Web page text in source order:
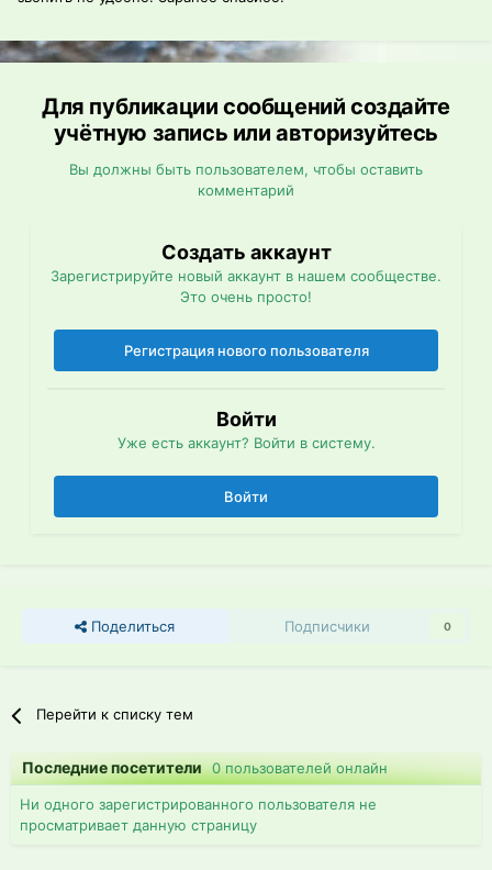
Для публикации сообщений создайте
учётную запись или авторизуйтесь
Вы должны быть пользователем, чтобы оставить
комментарий
Создать аккаунт
Зарегистрируйте новый аккаунт в нашем сообществе.
Это очень просто!
Регистрация нового пользователя
Войти
Уже есть аккаунт? Войти в систему.
Войти
Поделиться Подписчики 0
Перейти к списку тем
Последние посетители0 пользователей онлайн
Ни одного зарегистрированного пользователя не
просматривает данную страницу